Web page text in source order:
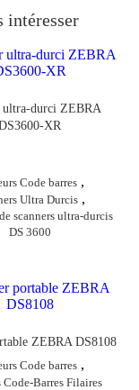
intéresser
ultra-durci ZEBRA
XR
Code barres,
Ultra Durcis ,
scanners ultra-durcis
DS 3600
ZEBRA DS8108
Code barres,
Code-Barres Filaires